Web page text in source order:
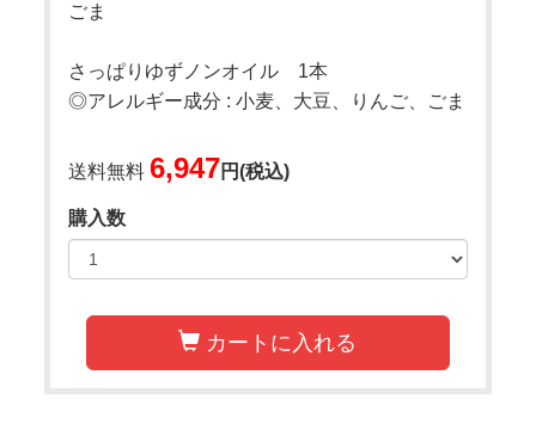
ごま
さっぱりゆずノンオイル 1本
◎アレルギー成分 : 小麦、大豆、りんご、ごま
送料無料6,947円(税込)
購入数
カートに入れる